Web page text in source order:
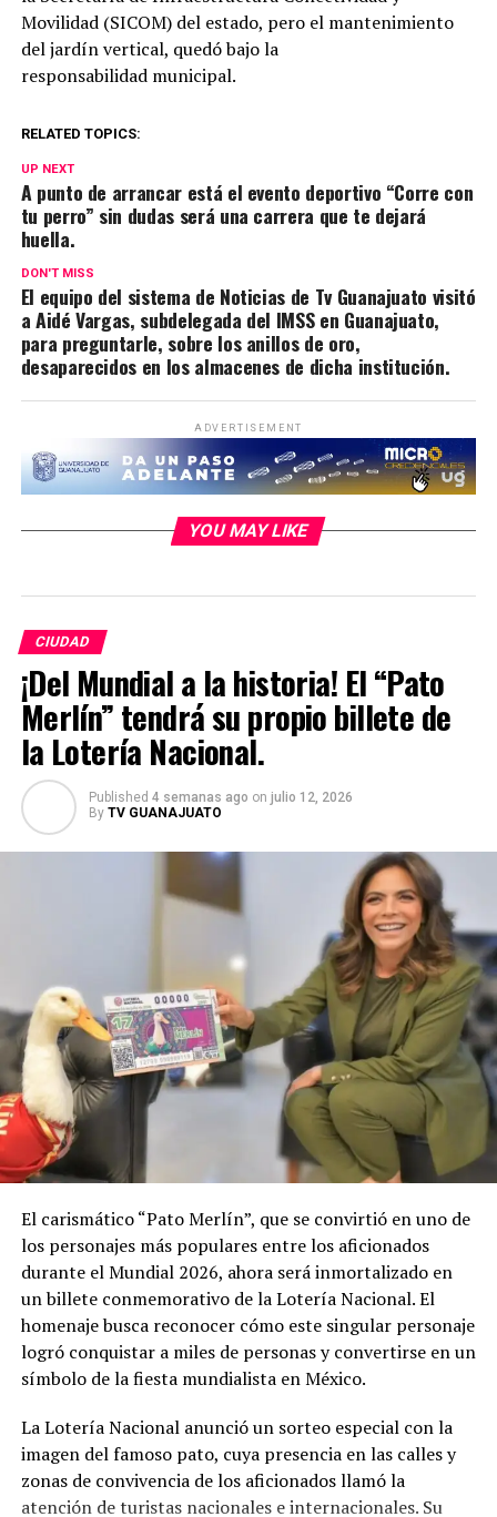
Movilidad (SICOM) del estado, pero el mantenimiento
del jardín vertical, quedó bajo la
responsabilidad municipal.
RELATED TOPICS:
UP NEXT
A punto de arrancar está el evento deportivo “Corre con
tu perro” sin dudas será una carrera que te dejará
huella.
DON'T MISS
El equipo del sistema de Noticias de Tv Guanajuato visitó
a Aidé Vargas, subdelegada del IMSS en Guanajuato,
para preguntarle, sobre los anillos de oro,
desaparecidos en los almacenes de dicha institución.
ADVERTISEMENT
YOU MAY LIKE
CIUDAD
¡Del Mundial a la historia! El “Pato
Merlín” tendrá su propio billete de
la Lotería Nacional.
Published 4 semanas ago on julio 12, 2026
By TV GUANAJUATO
El carismático “Pato Merlín”, que se convirtió en uno de
los personajes más populares entre los aficionados
durante el Mundial 2026, ahora será inmortalizado en
un billete conmemorativo de la Lotería Nacional. El
homenaje busca reconocer cómo este singular personaje
logró conquistar a miles de personas y convertirse en un
símbolo de la fiesta mundialista en México.
La Lotería Nacional anunció un sorteo especial con la
imagen del famoso pato, cuya presencia en las calles y
zonas de convivencia de los aficionados llamó la
atención de turistas nacionales e internacionales. Su